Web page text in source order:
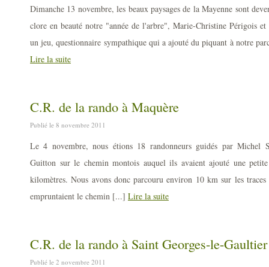
Dimanche 13 novembre, les beaux paysages de la Mayenne sont
clore en beauté notre "année de l'arbre", Marie-Christine Périgois et
un jeu, questionnaire sympathique qui a ajouté du piquant à notre
Lire la suite
C.R. de la rando à Maquère
Publié le 8 novembre 2011
Le 4 novembre, nous étions 18 randonneurs guidés par Michel
Guitton sur le chemin montois auquel ils avaient ajouté une
kilomètres. Nous avons donc parcouru environ 10 km sur les
empruntaient le chemin [...] Lire la suite
C.R. de la rando à Saint Georges-le-Gaultier
Publié le 2 novembre 2011